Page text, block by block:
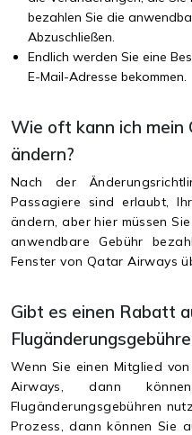
bezahlen Sie die
Abzuschließen.
Endlich werden Sie eine
E-Mail-Adresse bekommen.
Wie oft kann ich
ändern?
Nach der
Passagiere sind erlaubt,
ändern, aber hier müssen
anwendbare Gebühr
Fenster von Qatar Airways
Gibt es einen Rabatt
Wenn Sie einen Mitglied
Airways, dann
Flugänderungsgebühren
Prozess, dann können Sie